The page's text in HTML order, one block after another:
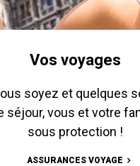
Vos voyages
soyez et quelques
séjour, vous et votre
sous protection !
ASSURANCES VOYAGE